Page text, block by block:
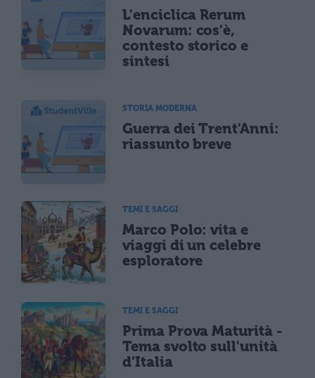
L'enciclica Rerum
Novarum: cos'è,
contesto storico e
sintesi
STORIA MODERNA
Guerra dei Trent'Anni:
riassunto breve
TEMI E SAGGI
Marco Polo: vita e
viaggi di un celebre
esploratore
TEMI E SAGGI
Prima Prova Maturità -
Tema svolto sull'unità
d'Italia